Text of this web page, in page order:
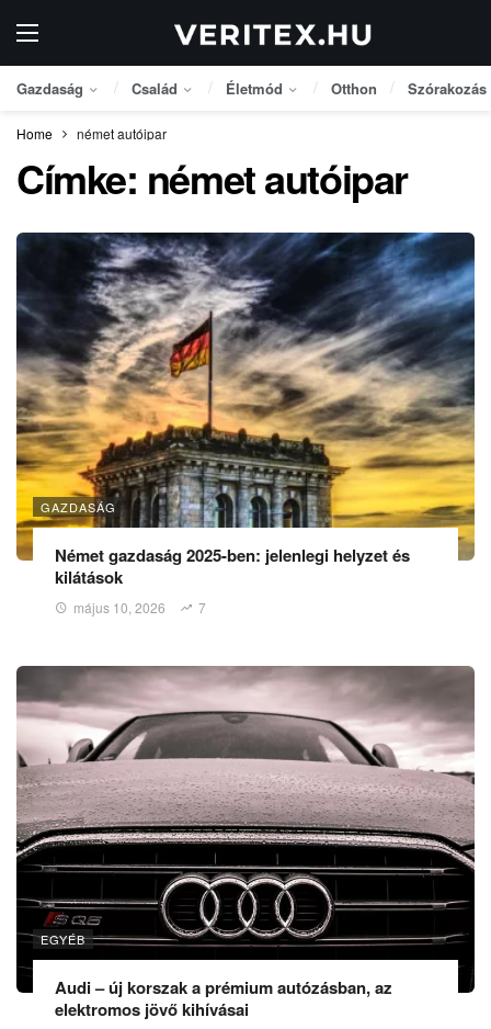
Gazdaság Család Életmód Otthon Szórakozás
Home német autóipar
Címke: német autóipar
GAZDASÁG
Német gazdaság 2025-ben: jelenlegi helyzet és
kilátások
május 10, 2026 7
EGYÉB
Audi – új korszak a prémium autózásban, az
elektromos jövő kihívásai